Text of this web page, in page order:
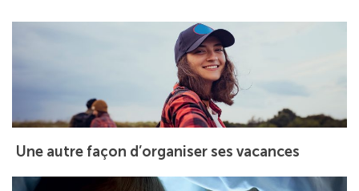
Une autre façon d’organiser ses vacances